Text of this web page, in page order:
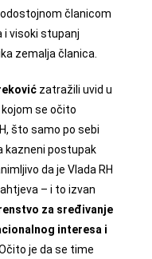
članicom
i visoki stupanj
zemalja članica.
zatražili uvid u
se očito
što samo po sebi
kazneni postupak
da je Vlada RH
– i to izvan
za sređivanje
interesa i
Očito je da se time